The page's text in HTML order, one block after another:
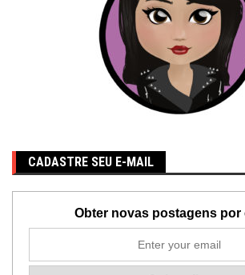
CADASTRE SEU E-MAIL
Obter novas postagens por